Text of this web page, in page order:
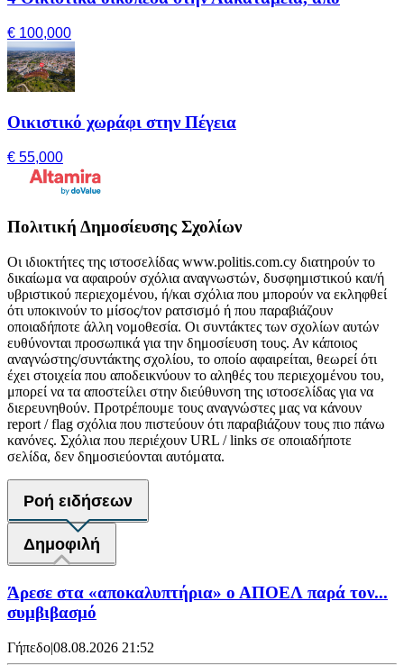
€ 100,000
Οικιστικό χωράφι στην Πέγεια
€ 55,000
Πολιτική Δημοσίευσης Σχολίων
Οι ιδιοκτήτες της ιστοσελίδας www.politis.com.cy διατηρούν το
δικαίωμα να αφαιρούν σχόλια αναγνωστών, δυσφημιστικού και/ή
υβριστικού περιεχομένου, ή/και σχόλια που μπορούν να εκληφθεί
ότι υποκινούν το μίσος/τον ρατσισμό ή που παραβιάζουν
οποιαδήποτε άλλη νομοθεσία. Οι συντάκτες των σχολίων αυτών
ευθύνονται προσωπικά για την δημοσίευση τους. Αν κάποιος
αναγνώστης/συντάκτης σχολίου, το οποίο αφαιρείται, θεωρεί ότι
έχει στοιχεία που αποδεικνύουν το αληθές του περιεχομένου του,
μπορεί να τα αποστείλει στην διεύθυνση της ιστοσελίδας για να
διερευνηθούν. Προτρέπουμε τους αναγνώστες μας να κάνουν
report / flag σχόλια που πιστεύουν ότι παραβιάζουν τους πιο πάνω
κανόνες. Σχόλια που περιέχουν URL / links σε οποιαδήποτε
σελίδα, δεν δημοσιεύονται αυτόματα.
Ροή ειδήσεων
Δημοφιλή
Άρεσε στα «αποκαλυπτήρια» ο ΑΠΟΕΛ παρά τον...
συμβιβασμό
Γήπεδο|08.08.2026 21:52